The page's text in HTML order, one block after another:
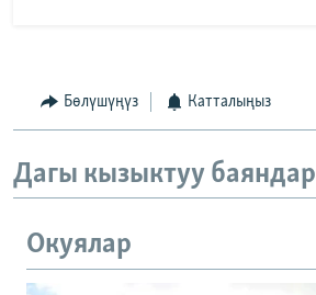
Бөлүшүңүз Катталыңыз
Дагы кызыктуу баяндар
Окуялар